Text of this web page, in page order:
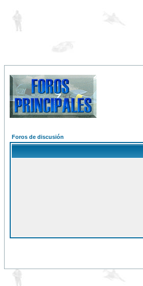
Foros de discusión